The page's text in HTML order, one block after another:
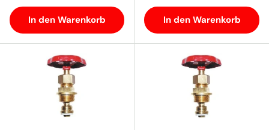
In den Warenkorb In den Warenkorb